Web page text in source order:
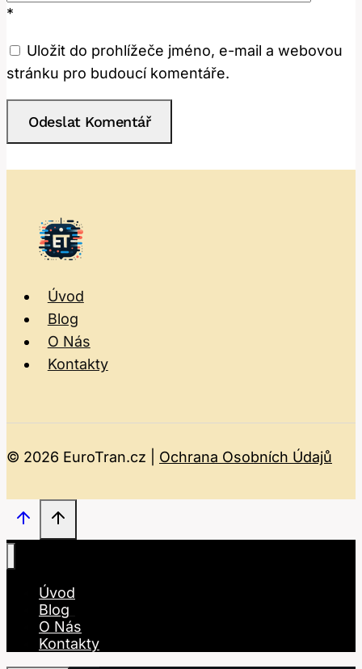
*
Uložit do prohlížeče jméno, e-mail a webovou
stránku pro budoucí komentáře.
Úvod
Blog
O Nás
Kontakty
© 2026 EuroTran.cz | Ochrana Osobních Údajů
Úvod
Blog
O Nás
Kontakty